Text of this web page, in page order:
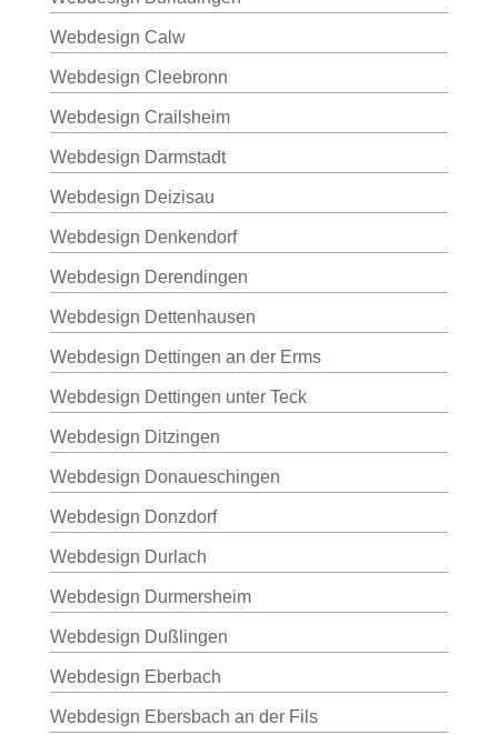
Webdesign Calw
Webdesign Cleebronn
Webdesign Crailsheim
Webdesign Darmstadt
Webdesign Deizisau
Webdesign Denkendorf
Webdesign Derendingen
Webdesign Dettenhausen
Webdesign Dettingen an der Erms
Webdesign Dettingen unter Teck
Webdesign Ditzingen
Webdesign Donaueschingen
Webdesign Donzdorf
Webdesign Durlach
Webdesign Durmersheim
Webdesign Dußlingen
Webdesign Eberbach
Webdesign Ebersbach an der Fils